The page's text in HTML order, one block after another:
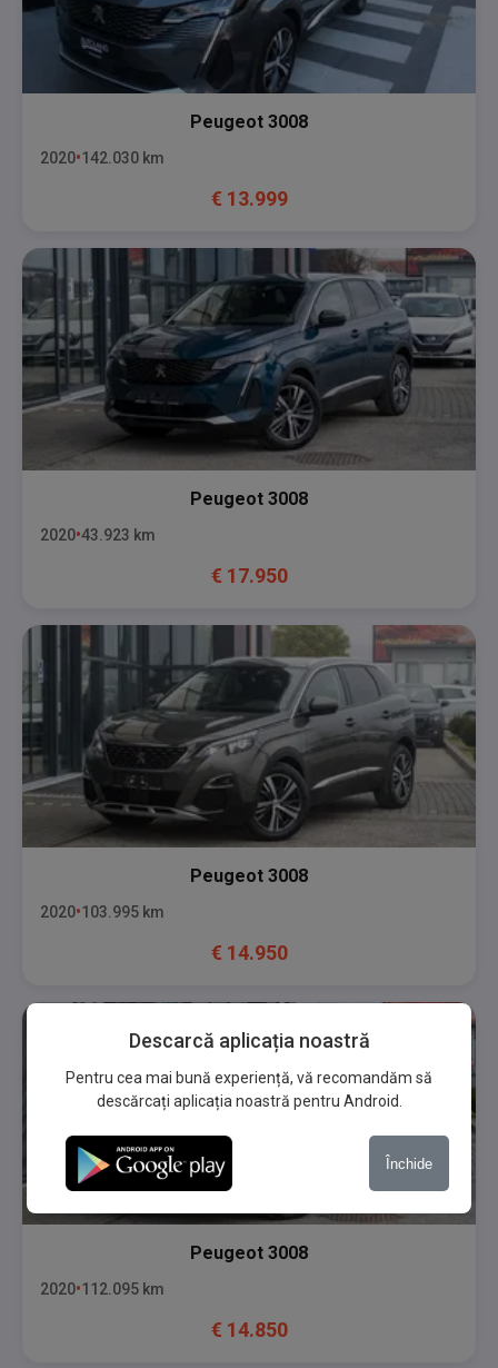
Peugeot 3008
2020 142.030 km
€ 13.999
Peugeot 3008
2020 43.923 km
€ 17.950
Peugeot 3008
2020 103.995 km
€ 14.950
Peugeot 3008
2020 112.095 km
€ 14.850
Descarcă aplicația noastră
Pentru cea mai bună experiență, vă recomandăm să
descărcați aplicația noastră pentru Android.
Închide